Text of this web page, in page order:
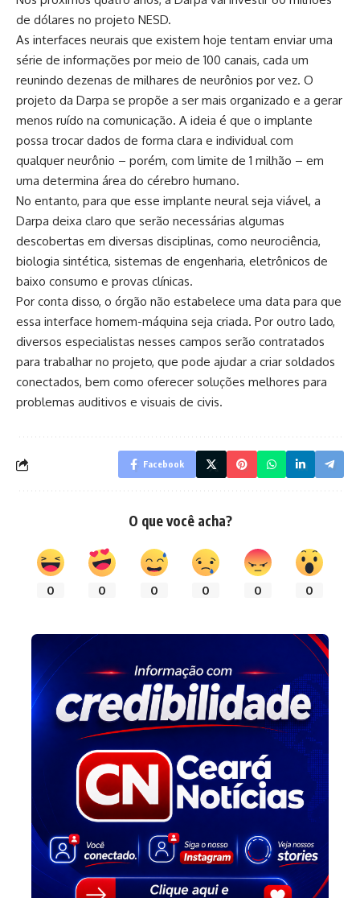
de dólares no projeto NESD.
As interfaces neurais que existem hoje tentam enviar uma
série de informações por meio de 100 canais, cada um
reunindo dezenas de milhares de neurônios por vez. O
projeto da Darpa se propõe a ser mais organizado e a gerar
menos ruído na comunicação. A ideia é que o implante
possa trocar dados de forma clara e individual com
qualquer neurônio – porém, com limite de 1 milhão – em
uma determina área do cérebro humano.
No entanto, para que esse implante neural seja viável, a
Darpa deixa claro que serão necessárias algumas
descobertas em diversas disciplinas, como neurociência,
biologia sintética, sistemas de engenharia, eletrônicos de
baixo consumo e provas clínicas.
Por conta disso, o órgão não estabelece uma data para que
essa interface homem-máquina seja criada. Por outro lado,
diversos especialistas nesses campos serão contratados
para trabalhar no projeto, que pode ajudar a criar soldados
conectados, bem como oferecer soluções melhores para
problemas auditivos e visuais de civis.
Facebook
O que você acha?
0 0 0 0 0 0